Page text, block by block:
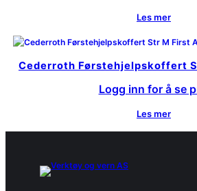
Les mer
Cederroth Førstehjelpskoffert
Logg inn for å se
Les mer